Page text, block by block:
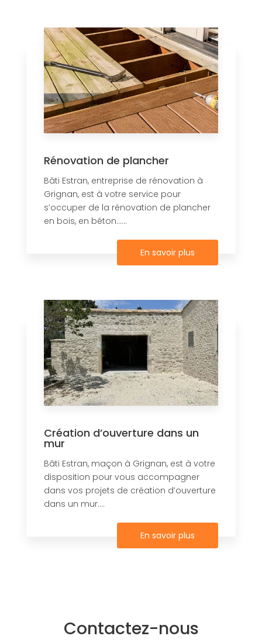
Rénovation de plancher
Bâti Estran, entreprise de rénovation à
Grignan, est à votre service pour
s’occuper de la rénovation de plancher
en bois, en béton......
En savoir plus
Création d’ouverture dans un
mur
Bâti Estran, maçon à Grignan, est à votre
disposition pour vous accompagner
dans vos projets de création d’ouverture
dans un mur....
En savoir plus
Contactez-nous